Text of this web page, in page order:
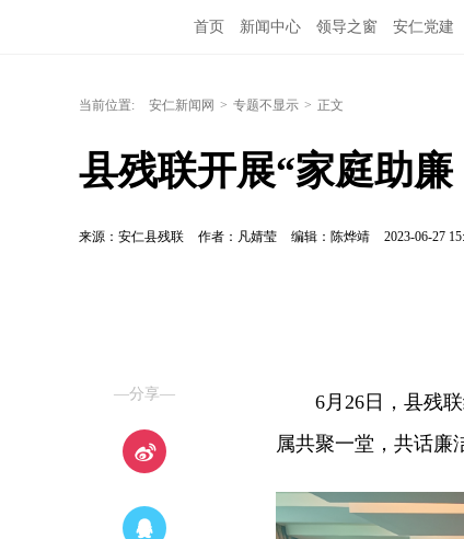
首页 新闻中心 领导之窗 安仁党建
当前位置: 安仁新闻网 > 专题不显示 > 正文
县残联开展“家庭助
来源：安仁县残联 作者：凡婧莹 编辑：陈烨靖 2023-06-27
—分享—
6月26日，县残
属共聚一堂，共话廉